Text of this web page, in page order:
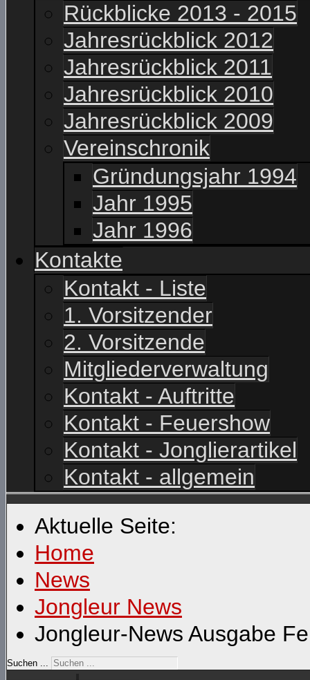
Rückblicke 2013 - 2015
Jahresrückblick 2012
Jahresrückblick 2011
Jahresrückblick 2010
Jahresrückblick 2009
Vereinschronik
Gründungsjahr 1994
Jahr 1995
Jahr 1996
Kontakte
Kontakt - Liste
1. Vorsitzender
2. Vorsitzende
Mitgliederverwaltung
Kontakt - Auftritte
Kontakt - Feuershow
Kontakt - Jonglierartikel
Kontakt - allgemein
Aktuelle Seite:
Home
News
Jongleur News
Jongleur-News Ausgabe
Suchen ...